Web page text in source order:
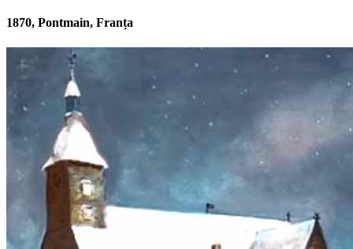
1870, Pontmain, Franța